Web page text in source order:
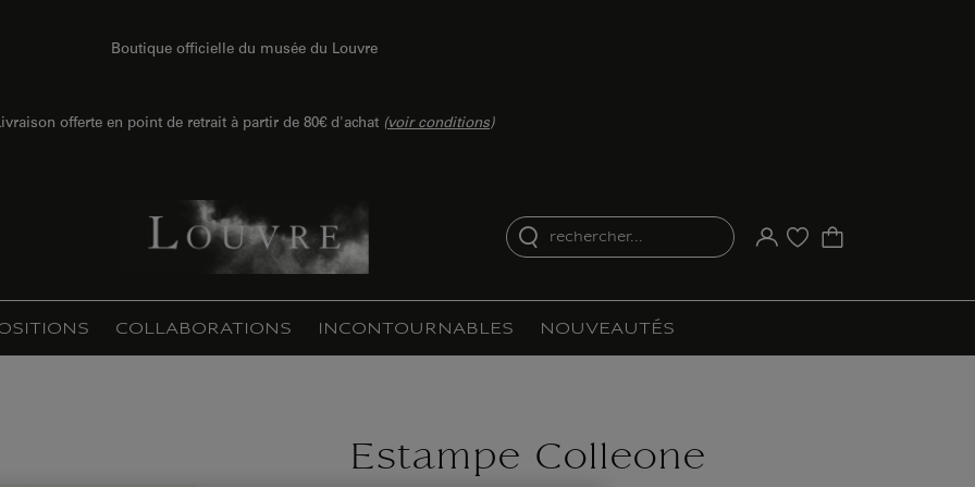
Boutique officielle du musée du Louvre
offerte en point de retrait à partir de 80€ d'achat (voir conditions)
rechercher...
Votre compte
Liste d'achat
COLLABORATIONS INCONTOURNABLES NOUVEAUTÉS
Estampe Colleone